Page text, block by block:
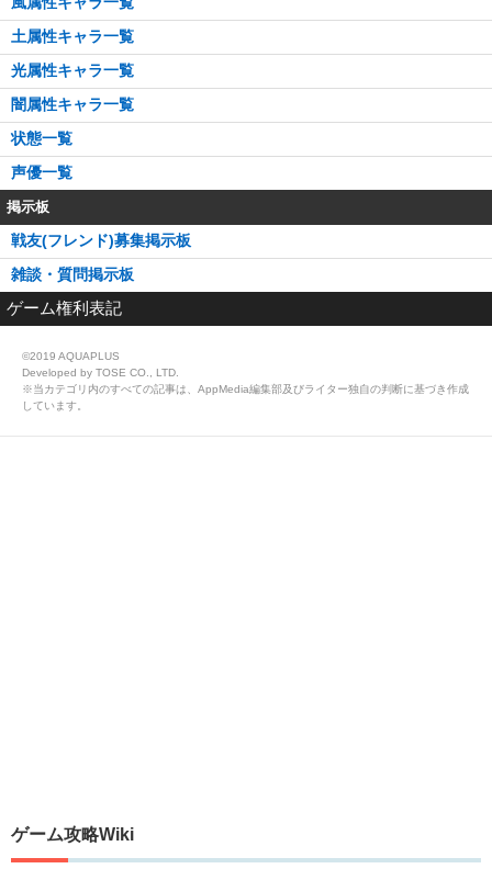
土属性キャラ一覧
光属性キャラ一覧
闇属性キャラ一覧
状態一覧
声優一覧
掲示板
戦友(フレンド)募集掲示板
雑談・質問掲示板
ゲーム権利表記
©2019 AQUAPLUS
Developed by TOSE CO., LTD.
※当カテゴリ内のすべての記事は、AppMedia編集部及びライター独自の判断に基づき作成
しています。
ゲーム攻略Wiki